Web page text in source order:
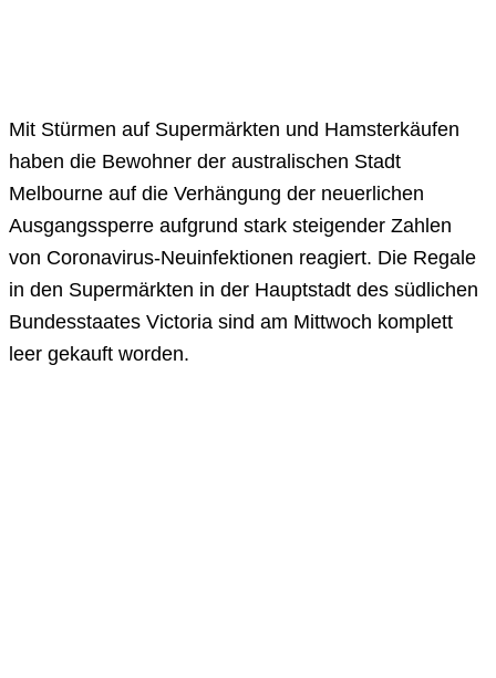
Mit Stürmen auf Supermärkten und Hamsterkäufen
haben die Bewohner der australischen Stadt
Melbourne auf die Verhängung der neuerlichen
Ausgangssperre aufgrund stark steigender Zahlen
von Coronavirus-Neuinfektionen reagiert. Die Regale
in den Supermärkten in der Hauptstadt des südlichen
Bundesstaates Victoria sind am Mittwoch komplett
leer gekauft worden.